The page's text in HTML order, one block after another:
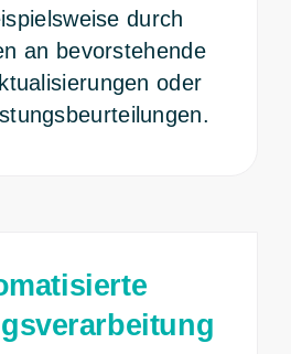
durch
an bevorstehende
oder